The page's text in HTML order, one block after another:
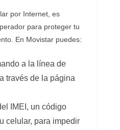
por Internet, es
para proteger tu
En Movistar puedes:
a la línea de
través de la página
IMEI, un código
celular, para impedir